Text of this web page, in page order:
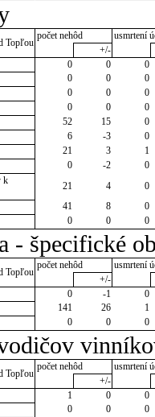
Topľou
počet nehôd
usmrtení
+/-
0 0
0
0 0
0
0 0
0
0 0
0
52 15
0
6 -3
0
21 3
1
0 -2
0
k
21 4
0
41 8
0
0 0 0
- špecifické
Topľou
počet nehôd
usmrtení
+/-
0 -1
0
141 26
1
0 0 0
Topľou
počet nehôd
usmrtení
+/-
1 0
0
0 0
0